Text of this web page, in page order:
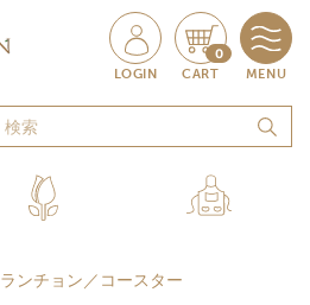
LOGIN
0
CART MENU
ランチョン／コースター